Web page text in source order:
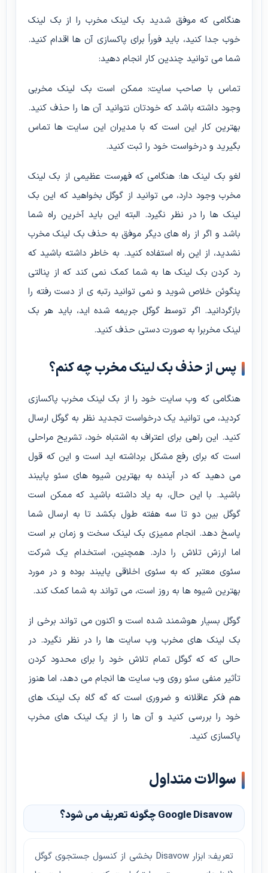
هنگامی که موفق شدید بک لینک مخرب را از بک لینک
خوب جدا کنید، باید فوراً برای پاکسازی آن ها اقدام کنید.
شما می توانید چندین کار انجام دهید:
تماس با صاحب سایت: ممکن است بک لینک مخربی
وجود داشته باشد که خودتان نتوانید آن ها را حذف کنید.
بهترین کار این است که با مدیران این سایت ها تماس
بگیرید و درخواست خود را ثبت کنید.
لغو بک لینک ها: هنگامی که فهرست عظیمی از بک لینک
مخرب وجود دارد، می توانید از گوگل بخواهید که این بک
لینک ها را در نظر نگیرد. البته این باید آخرین راه شما
باشد و اگر از راه های دیگر موفق به حذف بک لینک مخرب
نشدید، از این راه استفاده کنید. به خاطر داشته باشید که
رد کردن بک لینک ها به شما کمک نمی کند که از پنالتی
پنگوئن خلاص شوید و نمی توانید رتبه ی از دست رفته را
بازگردانید. اگر توسط گوگل جریمه شده اید، باید هر بک
لینک مخربرا به صورت دستی حذف کنید.
پس از حذف بک لینک مخرب چه کنم؟
هنگامی که وب سایت خود را از بک لینک مخرب پاکسازی
کردید، می توانید یک درخواست تجدید نظر به گوگل ارسال
کنید. این راهی برای اعتراف به اشتباه خود، تشریح مراحلی
است که برای رفع مشکل برداشته اید است و این که قول
می دهید که در آینده به بهترین شیوه های سئو پایبند
باشید. با این حال، به یاد داشته باشید که ممکن است
گوگل بین دو تا سه هفته طول بکشد تا به ارسال شما
پاسخ دهد. انجام ممیزی بک لینک سخت و زمان بر است
اما ارزش تلاش را دارد. همچنین، استخدام یک شرکت
سئوی معتبر که به سئوی اخلاقی پایبند بوده و در مورد
بهترین شیوه ها به روز است، می تواند به شما کمک کند.
گوگل بسیار هوشمند شده است و اکنون می تواند برخی از
بک لینک های مخرب وب سایت ها را در نظر نگیرد. در
حالی که که گوگل تمام تلاش خود را برای محدود کردن
تأثیر منفی سئو روی وب سایت ها انجام می دهد، اما هنوز
هم فکر عاقلانه و ضروری است که گه گاه بک لینک های
خود را بررسی کنید و آن ها را از یک لینک های مخرب
پاکسازی کنید.
سوالات متداول
Google Disavow چگونه تعریف می شود؟
تعریف: ابزار Disavow بخشی از کنسول جستجوی گوگل